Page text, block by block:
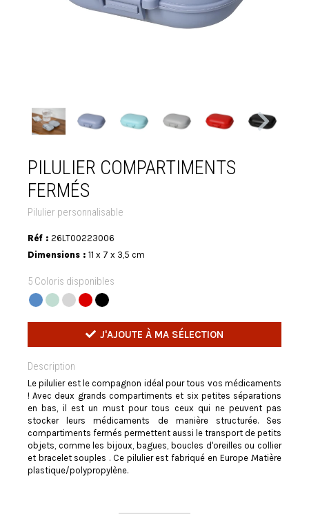
PILULIER COMPARTIMENTS
FERMÉS
Pilulier personnalisable
Réf : 26LT00223006
Dimensions : 11 x 7 x 3,5 cm
5 Coloris disponibles
J'AJOUTE À MA SÉLECTION
Description
Le pilulier est le compagnon idéal pour tous vos médicaments
! Avec deux grands compartiments et six petites séparations
en bas, il est un must pour tous ceux qui ne peuvent pas
stocker leurs médicaments de manière structurée. Ses
compartiments fermés permettent aussi le transport de petits
objets, comme les bijoux, bagues, boucles d'oreilles ou collier
et bracelet souples . Ce pilulier est fabriqué en Europe .Matière
plastique/polypropylène.